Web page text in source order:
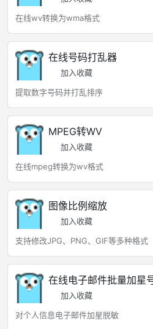
在线wv转换为wma格式
在线号码打乱器
加入收藏
提取数字号码并打乱排序
MPEG转WV
加入收藏
在线mpeg转换为wv格式
图像比例缩放
加入收藏
支持修改JPG、PNG、GIF等多种格式
在线电子邮件批量加星
加入收藏
对个人信息电子邮件加星脱敏